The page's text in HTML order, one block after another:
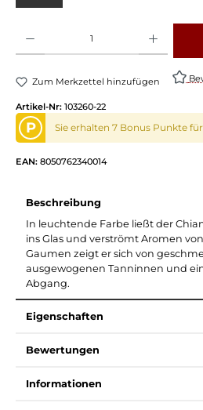
Zum Merkzettel hinzufügen
Artikel-Nr: 103260-22
P Sie erhalten 7 Bonus Punkte
EAN: 8050762340014
Beschreibung
In leuchtende Farbe ließt der
ins Glas und verströmt Aromen
Gaumen zeigt er sich von
ausgewogenen Tanninnen und
Abgang.
Eigenschaften
Bewertungen
Informationen